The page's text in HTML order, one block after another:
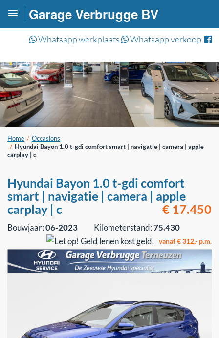
Garage Verbrugge BV
Whatsapp werkplaats Whatsapp verkoop
Toggle
navigation
Home
Occasions
Hyundai Bayon 1.0 t-gdi comfort smart | navigatie | camera | apple
carplay | c
Hyundai Bayon 1.0 t-gdi comfort
smart | navigatie | camera | apple
carplay | c
€ 17.450
Bouwjaar:06-2023 Kilometerstand:75.430
vanaf € 312,- p.m.